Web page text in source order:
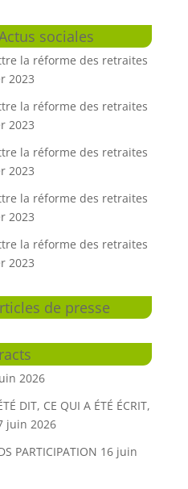
sociales
la réforme des retraites
2023
la réforme des retraites
2023
la réforme des retraites
2023
la réforme des retraites
2023
la réforme des retraites
2023
de presse
2026
DIT, CE QUI A ÉTÉ ÉCRIT,
juin 2026
PARTICIPATION 16 juin